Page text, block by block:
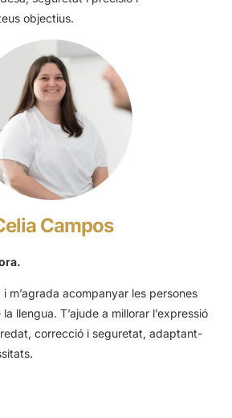
objectius.
Campos
m’agrada acompanyar les persones
llengua. T’ajude a millorar l’expressió
correcció i seguretat, adaptant-